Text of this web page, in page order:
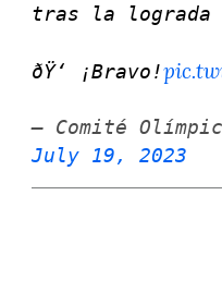
tras la lograda
ðŸ‘ ¡Bravo!
— Comité
July 19, 2023